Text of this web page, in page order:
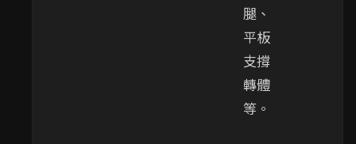
腿、
平板
支撐
轉體
等。